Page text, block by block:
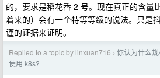
的，要求是稻花香 2 号。现在真正的含量
着来的）会有一个特等等级的说法。只是
谨的证据来证明。
Replied to a topic by linxuan716 › 你认为什么
使用 k8s?